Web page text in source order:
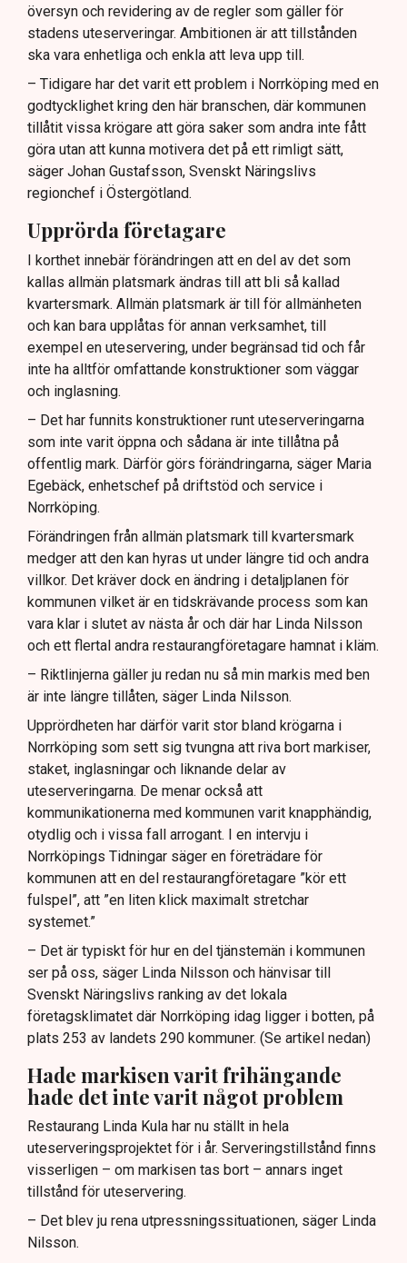
Lindas Kula ställer in uteserveringen för
sommaren.
översyn och revidering av de regler som gäller för
stadens uteserveringar. Ambitionen är att tillstånden
ska vara enhetliga och enkla att leva upp till.
– Tidigare har det varit ett problem i Norrköping med en
godtycklighet kring den här branschen, där kommunen
tillåtit vissa krögare att göra saker som andra inte fått
göra utan att kunna motivera det på ett rimligt sätt,
säger Johan Gustafsson, Svenskt Näringslivs
regionchef i Östergötland.
Upprörda företagare
I korthet innebär förändringen att en del av det som
kallas allmän platsmark ändras till att bli så kallad
kvartersmark. Allmän platsmark är till för allmänheten
och kan bara upplåtas för annan verksamhet, till
exempel en uteservering, under begränsad tid och får
inte ha alltför omfattande konstruktioner som väggar
och inglasning.
– Det har funnits konstruktioner runt uteserveringarna
som inte varit öppna och sådana är inte tillåtna på
offentlig mark. Därför görs förändringarna, säger Maria
Egebäck, enhetschef på driftstöd och service i
Norrköping.
Förändringen från allmän platsmark till kvartersmark
medger att den kan hyras ut under längre tid och andra
villkor. Det kräver dock en ändring i detaljplanen för
kommunen vilket är en tidskrävande process som kan
vara klar i slutet av nästa år och där har Linda Nilsson
och ett flertal andra restaurangföretagare hamnat i kläm.
– Riktlinjerna gäller ju redan nu så min markis med ben
är inte längre tillåten, säger Linda Nilsson.
Upprördheten har därför varit stor bland krögarna i
Norrköping som sett sig tvungna att riva bort markiser,
staket, inglasningar och liknande delar av
uteserveringarna. De menar också att
kommunikationerna med kommunen varit knapphändig,
otydlig och i vissa fall arrogant. I en intervju i
Norrköpings Tidningar säger en företrädare för
kommunen att en del restaurangföretagare ”kör ett
fulspel”, att ”en liten klick maximalt stretchar
systemet.”
– Det är typiskt för hur en del tjänstemän i kommunen
ser på oss, säger Linda Nilsson och hänvisar till
Svenskt Näringslivs ranking av det lokala
företagsklimatet där Norrköping idag ligger i botten, på
plats 253 av landets 290 kommuner. (Se artikel nedan)
Hade markisen varit frihängande
hade det inte varit något problem
Restaurang Linda Kula har nu ställt in hela
uteserveringsprojektet för i år. Serveringstillstånd finns
visserligen – om markisen tas bort – annars inget
tillstånd för uteservering.
– Det blev ju rena utpressningssituationen, säger Linda
Nilsson.